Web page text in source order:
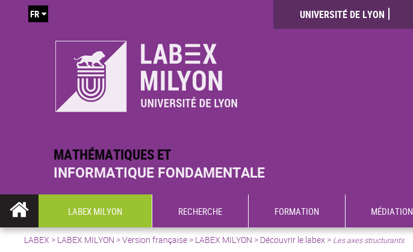
MATHÉMATIQUES ET
INFORMATIQUE FONDAMENTALE
UNIVERSITÉ DE LYON
FR
LABEX MILYON RECHERCHE FORMATION MÉDIATION
LABEX > LABEX MILYON >Version française> LABEX MILYON > Découvrir le labex > Les axes structurants